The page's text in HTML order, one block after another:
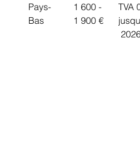
Pays-
Bas
1 600 -
1 900 €
TVA